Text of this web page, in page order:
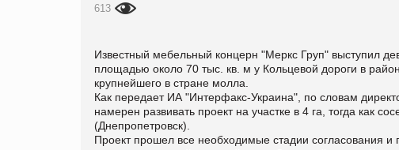
613
Известный мебельный концерн "Меркс Груп" выступил
площадью около 70 тыс. кв. м у Кольцевой дороги в
крупнейшего в стране молла.
Как передает ИА "Интерфакс-Украина", по словам
намерен развивать проект на участке в 4 га, тогда как
(Днепропетровск).
Проект прошел все необходимые стадии согласования и